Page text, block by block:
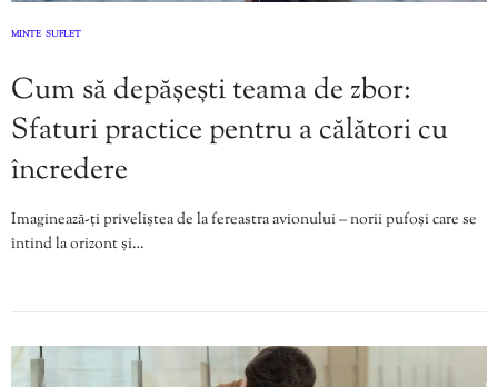
MINTE SUFLET
Cum să depășești teama de zbor:
Sfaturi practice pentru a călători cu
încredere
Imaginează-ți priveliștea de la fereastra avionului – norii pufoși care se
întind la orizont și…